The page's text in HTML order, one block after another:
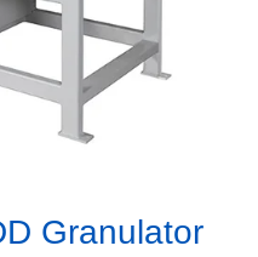
Granulator